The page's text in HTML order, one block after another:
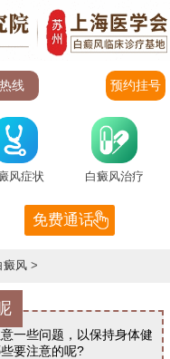
预约挂号
风症状 白癜风治疗
免费通话
癜风 >
些问题，以保持身体健
要注意的呢?